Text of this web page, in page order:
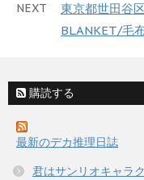
NEXT
東京都世田谷
BLANKET/毛
購読する
最新のデカ推理日誌
君はサンリオキャラ